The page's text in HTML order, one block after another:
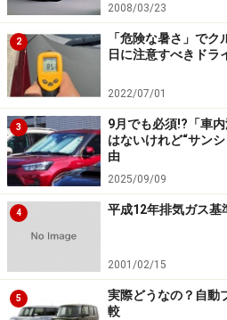
て10万円高く、燃費は下から2
目。安全装備は4番目。後出し
出してきた、ということでござ
い勝負になるんじゃなかろう
る？
※記事内容は執筆時点のものです。
い。
2008/03/23
2
「危険な暑さ」で
日に注意すべきドラ
2022/07/01
3
9月でも必須!?「車
はないけれど“サン
由
2025/09/09
4 平成12年排気ガス基
2001/02/15
5
実際どうなの？自動
較